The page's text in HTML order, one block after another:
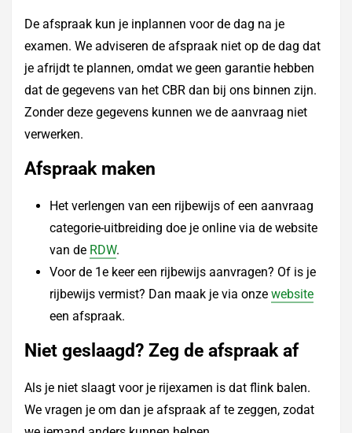
De afspraak kun je inplannen voor de dag na je
examen. We adviseren de afspraak niet op de dag dat
je afrijdt te plannen, omdat we geen garantie hebben
dat de gegevens van het CBR dan bij ons binnen zijn.
Zonder deze gegevens kunnen we de aanvraag niet
verwerken.
Afspraak maken
Het verlengen van een rijbewijs of een aanvraag
categorie-uitbreiding doe je online via de website
van de RDW.
Voor de 1e keer een rijbewijs aanvragen? Of is je
rijbewijs vermist? Dan maak je via onze website
een afspraak.
Niet geslaagd? Zeg de afspraak af
Als je niet slaagt voor je rijexamen is dat flink balen.
We vragen je om dan je afspraak af te zeggen, zodat